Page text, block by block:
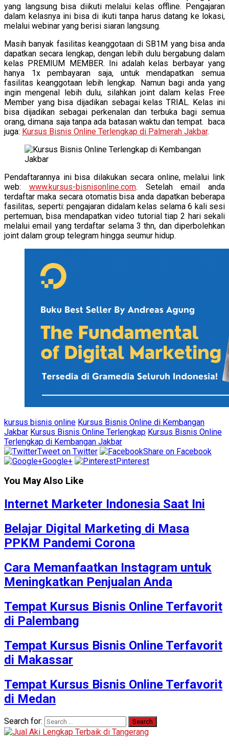
yang langsung bisa diikuti melalui kelas offline. Pengajaran
dalam kelasnya ini bisa di ikuti tanpa harus datang ke lokasi,
melalui webinar yang berisi siaran langsung.
Masih banyak fasilitas keanggotaan di SB1M yang bisa anda
dapatkan secara lengkap, dengan lebih dulu bergabung dalam
kelas PREMIUM MEMBER. Ini adalah kelas berbayar yang
hanya 1x pembayaran saja, untuk mendapatkan semua
fasilitas keanggotaan lebih lengkap. Namun bagi anda yang
ingin mengenal lebih dulu, silahkan joint dalam kelas Free
Member yang bisa dijadikan sebagai kelas TRIAL. Kelas ini
bisa dijadikan sebagai perkenalan dan terbuka bagi semua
orang, dimana saja tanpa ada batasan waktu dan tempat. baca
juga: Kursus Bisnis Online Terlengkap di Palmerah Jakbar.
Pendaftarannya ini bisa dilakukan secara online, melalui link
web: www.kursus-bisnisonline.com. Setelah email anda
terdaftar maka secara otomatis bisa anda dapatkan beberapa
fasilitas, seperti: pengajaran didalam kelas selama 6 kali sesi
pertemuan, bisa mendapatkan video tutorial tiap 2 hari sekali
melalui email yang terdaftar selama 3 thn, dan diperbolehkan
joint dalam group telegram hingga seumur hidup.
kursus bisnis online Kursus Bisnis Online di Kembangan
Jakbar Kursus Bisnis Online Terlengkap Kursus Bisnis Online
Terlengkap di Kembangan Jakbar
Tweet on Twitter
Share on Facebook
Google+
Pinterest
You May Also Like
Internet Marketer Indonesia Saat Ini
Belajar Digital Marketing di Masa
PPKM Pandemi Corona
Cara Memanfaatkan Instagram untuk
Meningkatkan Penjualan Anda
Tempat Kursus Bisnis Online Terfavorit
di Palembang
Tempat Kursus Bisnis Online Terfavorit
di Makassar
Tempat Kursus Bisnis Online Terfavorit
di Medan
Search for: